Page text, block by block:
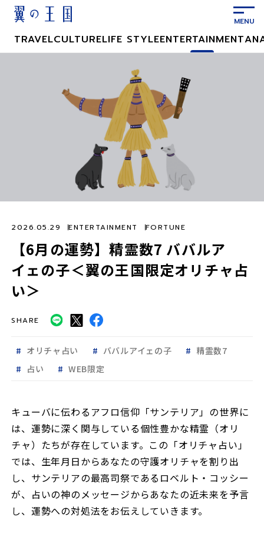
TRAVELCULTURELIFE STYLEENTERTAINMENT
【6月の運勢】精霊数7 ババルア
イェの子＜翼の王国限定オリチャ占
い＞
2026.05.29 ENTERTAINMENT FORTUNE
SHARE
オリチャ占い ババルアイェの子
精霊数7
占い
WEB限定
キューバに伝わるアフロ信仰「サンテリア」の世界に
は、運勢に深く関与している個性豊かな精霊（オリ
チャ）たちが存在しています。この「オリチャ占い」
では、生年月日からあなたの守護オリチャを割り出
し、サンテリアの最高司祭であるロベルト・コッシー
が、占いの神のメッセージからあなたの近未来を予言
し、運勢への対処法をお伝えしていきます。